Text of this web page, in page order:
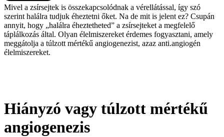
Mivel a zsírsejtek is összekapcsolódnak a vérellátással, így szó
szerint halálra tudjuk éheztetni őket. Na de mit is jelent ez? Csupán
annyit, hogy „halálra éheztetheted” a zsírsejteket a megfelelő
táplálkozás által. Olyan élelmiszereket érdemes fogyasztani, amely
meggátolja a túlzott mértékű angiogenezist, azaz anti.angiogén
élelmiszereket.
Hiányzó vagy túlzott mértékű
angiogenezis